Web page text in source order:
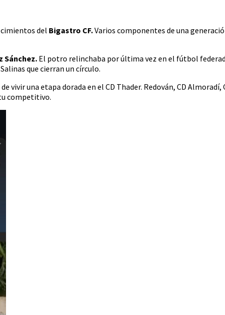
cimientos del Bigastro CF.Varios componentes de una
Sánchez.El potro relinchaba por última vez en el fútbol
que cierran un círculo.
una etapa dorada en el CD Thader. Redován, CD Almoradí,
competitivo.